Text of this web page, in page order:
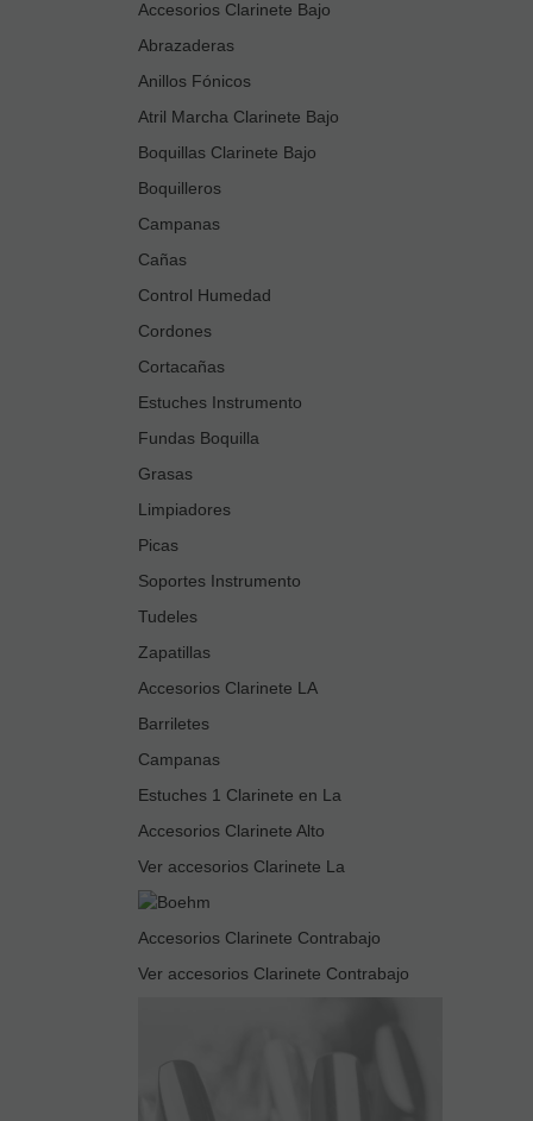
Accesorios Clarinete Bajo
Abrazaderas
Anillos Fónicos
Atril Marcha Clarinete Bajo
Boquillas Clarinete Bajo
Boquilleros
Campanas
Cañas
Control Humedad
Cordones
Cortacañas
Estuches Instrumento
Fundas Boquilla
Grasas
Limpiadores
Picas
Soportes Instrumento
Tudeles
Zapatillas
Accesorios Clarinete LA
Barriletes
Campanas
Estuches 1 Clarinete en La
Accesorios Clarinete Alto
Ver accesorios Clarinete La
Accesorios Clarinete Contrabajo
Ver accesorios Clarinete Contrabajo